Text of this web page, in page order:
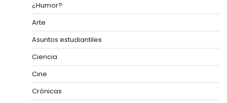
¿Humor?
Arte
Asuntos estudiantiles
Ciencia
Cine
Crónicas